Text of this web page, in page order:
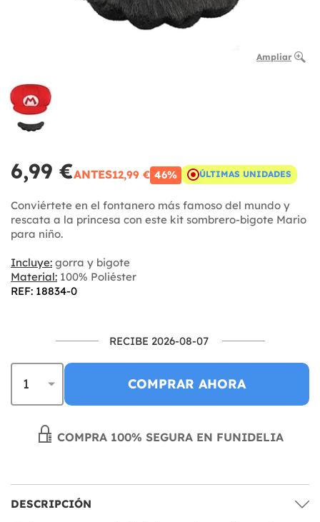
Ampliar
6,99 €ANTES12,99 € 46% ÚLTIMAS UNIDADES
Conviértete en el fontanero más famoso del mundo y
rescata a la princesa con este kit sombrero-bigote Mario
para niño.
Incluye: gorra y bigote
Material: 100% Poliéster
REF: 18834-0
RECIBE 2026-08-07
COMPRAR AHORA
COMPRA 100% SEGURA EN FUNIDELIA
DESCRIPCIÓN